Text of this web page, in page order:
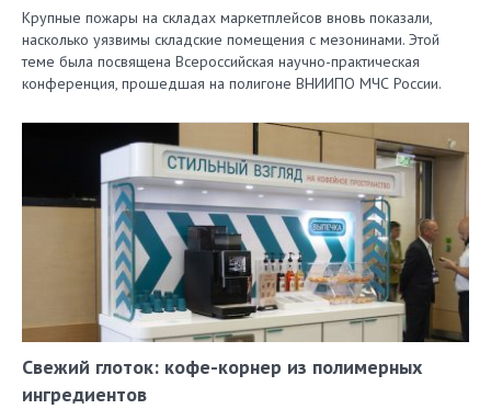
Крупные пожары на складах маркетплейсов вновь показали,
насколько уязвимы складские помещения с мезонинами. Этой
теме была посвящена Всероссийская научно-практическая
конференция, прошедшая на полигоне ВНИИПО МЧС России.
Свежий глоток: кофе-корнер из полимерных
ингредиентов